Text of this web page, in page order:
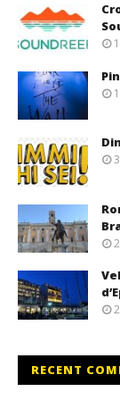
RECENT